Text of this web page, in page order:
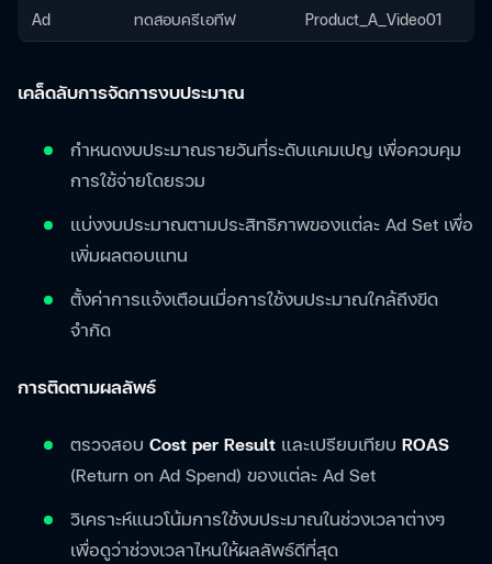
Ad ทดสอบครีเอทีฟ Product_A_Video01
เคล็ดลับการจัดการงบประมาณ
กำหนดงบประมาณรายวันที่ระดับแคมเปญ เพื่อควบคุม
การใช้จ่ายโดยรวม
แบ่งงบประมาณตามประสิทธิภาพของแต่ละ Ad Set เพื่อ
เพิ่มผลตอบแทน
ตั้งค่าการแจ้งเตือนเมื่อการใช้งบประมาณใกล้ถึงขีด
จำกัด
การติดตามผลลัพธ์
ตรวจสอบ Cost per Result และเปรียบเทียบ ROAS
(Return on Ad Spend) ของแต่ละ Ad Set
วิเคราะห์แนวโน้มการใช้งบประมาณในช่วงเวลาต่างๆ
เพื่อดูว่าช่วงเวลาไหนให้ผลลัพธ์ดีที่สุด